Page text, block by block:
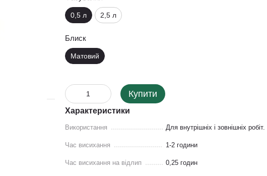
0,5 л 2,5 л
Блиск
Матовий
Купити
Характеристики
Використання Для внутрішніх і зовнішніх робіт.
Час висихання 1-2 години
Час висихання на відлип 0,25 годин